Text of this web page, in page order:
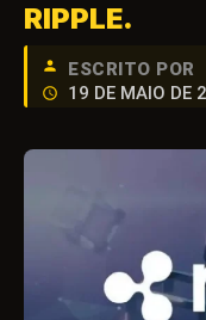
RIPPLE.
ESCRITO POR
19 DE MAIO DE